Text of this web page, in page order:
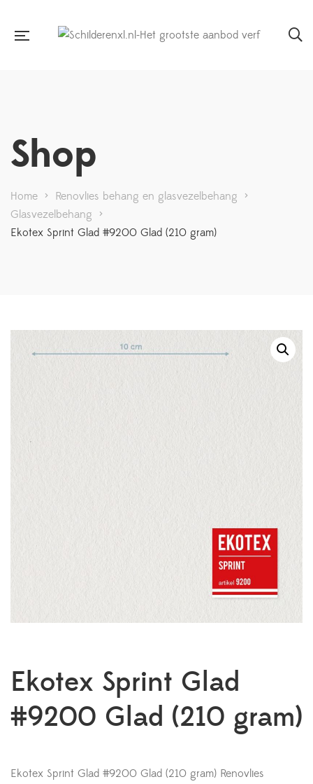
Shop
Home > Renovlies behang en glasvezelbehang >
Glasvezelbehang >
Ekotex Sprint Glad #9200 Glad (210 gram)
Ekotex Sprint Glad
#9200 Glad (210 gram)
Ekotex Sprint Glad #9200 Glad (210 gram) Renovlies